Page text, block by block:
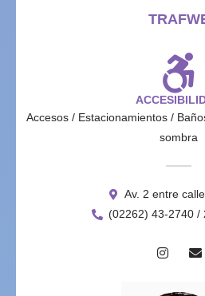
Accesos / Estacionamientos /
sombra
Av. 2 entre
(02262) 43-2740 /